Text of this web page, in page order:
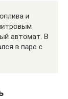
и
автомат. В
в паре с